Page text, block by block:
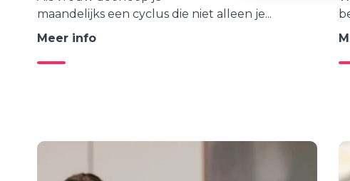
maandelijks een cyclus die niet alleen je...
Meer info